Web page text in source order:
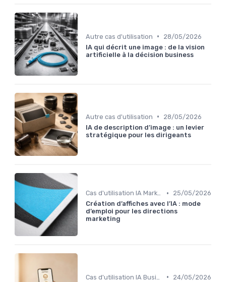
Autre cas d'utilisation •
28/05/2026
IA qui décrit une image : de la vision
artificielle à la décision business
Autre cas d'utilisation •
28/05/2026
IA de description d’image : un levier
stratégique pour les dirigeants
Cas d'utilisation IA Marketing •
25/05/2026
Création d’affiches avec l’IA : mode
d’emploi pour les directions
marketing
• 24/05/2026